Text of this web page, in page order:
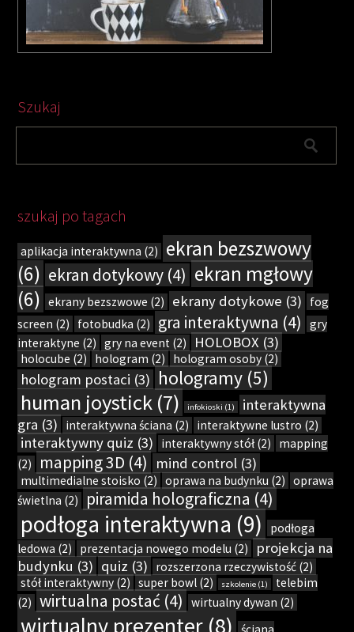
Szukaj
szukaj po tagach
aplikacja interaktywna (2)
ekran bezszwowy
(6) ekran dotykowy (4) ekran mgłowy
(6) ekrany bezszwowe (2) ekrany dotykowe (3)
fog
screen (2) fotobudka (2) gra interaktywna (4)
gry
interaktyne (2) gry na event (2) HOLOBOX (3)
holocube (2) hologram (2) hologram osoby (2)
hologram postaci (3) hologramy (5)
human joystick (7) infokioski (1)
interaktywna
gra (3) interaktywna ściana (2) interaktywne lustro (2)
interaktywny quiz (3) interaktywny stół (2)
mapping
(2)
mapping 3D (4) mind control (3)
multimedialne stoisko (2) oprawa na budynku (2) oprawa
świetlna (2) piramida holograficzna (4)
podłoga interaktywna (9)
podłoga
ledowa (2) prezentacja nowego modelu (2)
projekcja na
budynku (3) quiz (3) rozszerzona rzeczywistość (2)
stół interaktywny (2) super bowl (2) szkolenie (1)
telebim
(2) wirtualna postać (4) wirtualny dywan (2)
wirtualny prezenter (8)